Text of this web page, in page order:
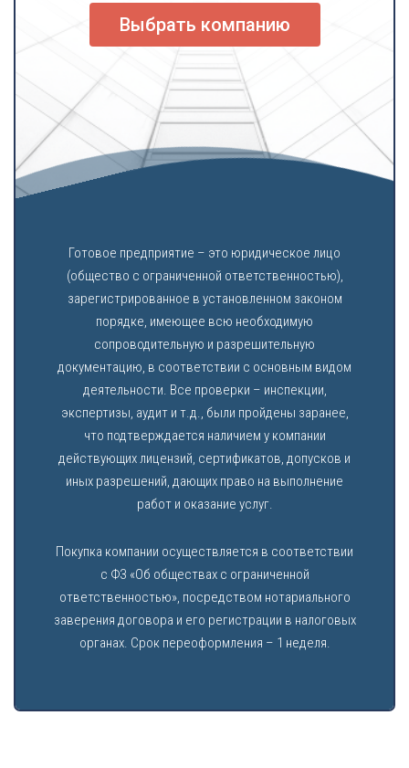
Выбрать компанию
Готовое предприятие – это юридическое лицо
(общество с ограниченной ответственностью),
зарегистрированное в установленном законом
порядке, имеющее всю необходимую
сопроводительную и разрешительную
документацию, в соответствии с основным видом
деятельности. Все проверки – инспекции,
экспертизы, аудит и т.д., были пройдены заранее,
что подтверждается наличием у компании
действующих лицензий, сертификатов, допусков и
иных разрешений, дающих право на выполнение
работ и оказание услуг.
Покупка компании осуществляется в соответствии
с ФЗ «Об обществах с ограниченной
ответственностью», посредством нотариального
заверения договора и его регистрации в налоговых
органах. Срок переоформления – 1 неделя.